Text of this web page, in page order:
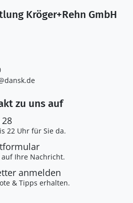
Kröger+Rehn GmbH
zu uns auf
22 Uhr für Sie da.
Ihre Nachricht.
anmelden
& Tipps erhalten.